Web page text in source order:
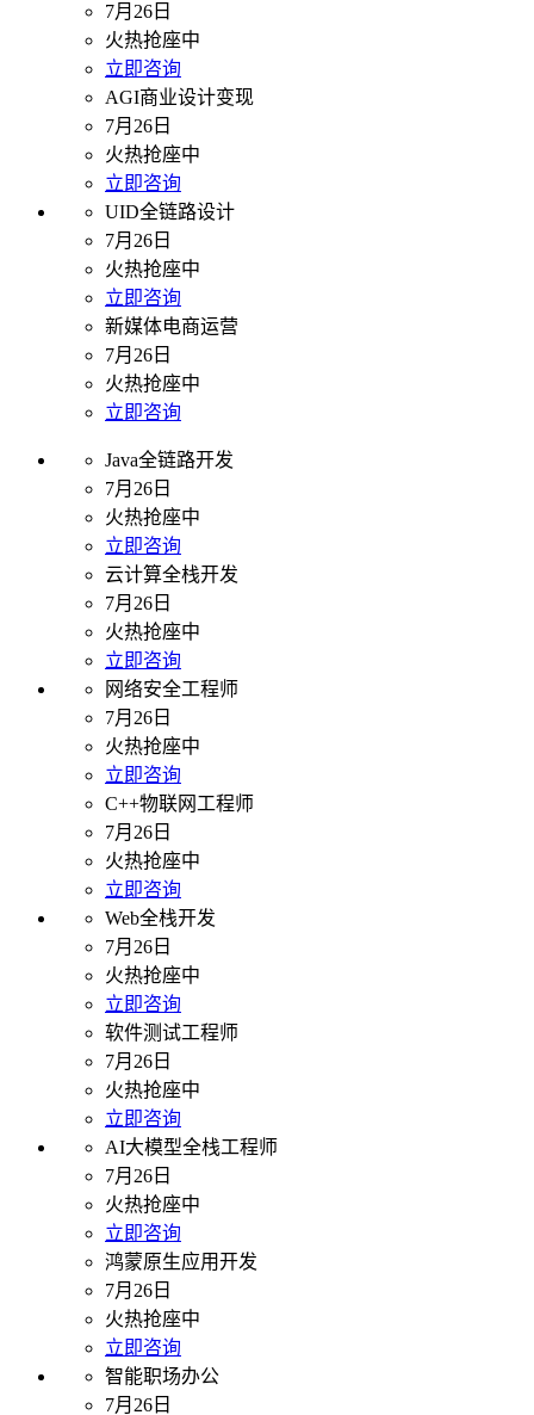
7月26日
火热抢座中
立即咨询
AGI商业设计变现
7月26日
火热抢座中
立即咨询
UID全链路设计
7月26日
火热抢座中
立即咨询
新媒体电商运营
7月26日
火热抢座中
立即咨询
Java全链路开发
7月26日
火热抢座中
立即咨询
云计算全栈开发
7月26日
火热抢座中
立即咨询
网络安全工程师
7月26日
火热抢座中
立即咨询
C++物联网工程师
7月26日
火热抢座中
立即咨询
Web全栈开发
7月26日
火热抢座中
立即咨询
软件测试工程师
7月26日
火热抢座中
立即咨询
AI大模型全栈工程师
7月26日
火热抢座中
立即咨询
鸿蒙原生应用开发
7月26日
火热抢座中
立即咨询
智能职场办公
7月26日